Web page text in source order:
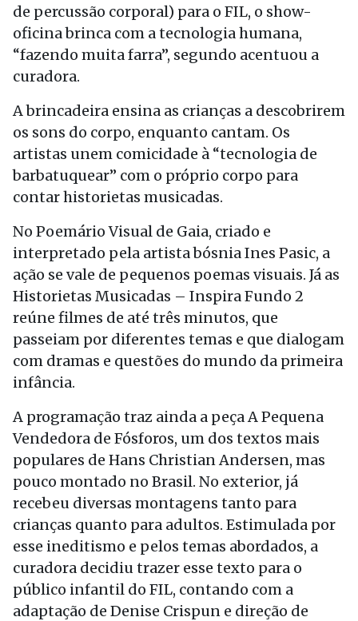
de percussão corporal) para o FIL, o show-
oficina brinca com a tecnologia humana,
“fazendo muita farra”, segundo acentuou a
curadora.
A brincadeira ensina as crianças a descobrirem
os sons do corpo, enquanto cantam. Os
artistas unem comicidade à “tecnologia de
barbatuquear” com o próprio corpo para
contar historietas musicadas.
No Poemário Visual de Gaia, criado e
interpretado pela artista bósnia Ines Pasic, a
ação se vale de pequenos poemas visuais. Já as
Historietas Musicadas – Inspira Fundo 2
reúne filmes de até três minutos, que
passeiam por diferentes temas e que dialogam
com dramas e questões do mundo da primeira
infância.
A programação traz ainda a peça A Pequena
Vendedora de Fósforos, um dos textos mais
populares de Hans Christian Andersen, mas
pouco montado no Brasil. No exterior, já
recebeu diversas montagens tanto para
crianças quanto para adultos. Estimulada por
esse ineditismo e pelos temas abordados, a
curadora decidiu trazer esse texto para o
público infantil do FIL, contando com a
adaptação de Denise Crispun e direção de